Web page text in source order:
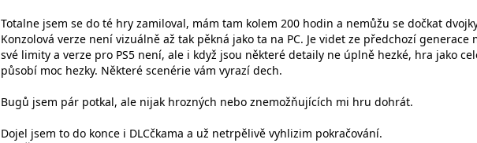
Totalne jsem se do té hry zamiloval, mám tam kolem 200 hodin a nemůžu se dočkat
Konzolová verze není vizuálně až tak pěkná jako ta na PC. Je videt ze předchozí generace
své limity a verze pro PS5 není, ale i když jsou některé detaily ne úplně hezké, hra jako
působí moc hezky. Některé scenérie vám vyrazí dech.
Bugů jsem pár potkal, ale nijak hrozných nebo znemožňujících mi hru dohrát.
Dojel jsem to do konce i DLCčkama a už netrpělivě vyhlizim pokračování.